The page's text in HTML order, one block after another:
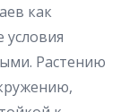
как
условия
Растению